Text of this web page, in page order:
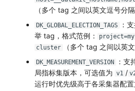
（多个 tag 之间以英文逗号分隔
DK_GLOBAL_ELECTION_TAGS
：
举 tag，格式范例：
cluster
（多个 tag 之间以英文
DK_MEASUREMENT_VERSION
：支
局指标集版本，可选值为 v1 /
运行时优先级高于各采集器配